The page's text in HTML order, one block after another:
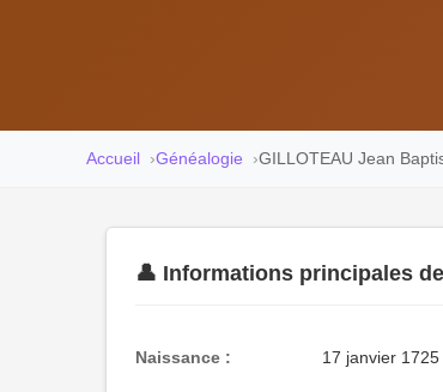
Accueil Généalogie GILLOTEAU Jean
👤 Informations principales de
Naissance : 17 janvier